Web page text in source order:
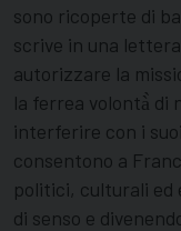
sono ricoperte di
scrive in una
autorizzare la
la ferrea volontà̀ di
interferire con i
consentono a
politici, culturali ed
di senso e